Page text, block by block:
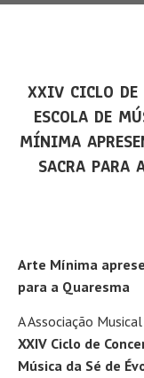
XXIV CICLO DE
ESCOLA DE
MÍNIMA
SACRA PARA
Arte Mínima
para a Quaresma
A Associação
XXIV Ciclo de
Música da Sé de